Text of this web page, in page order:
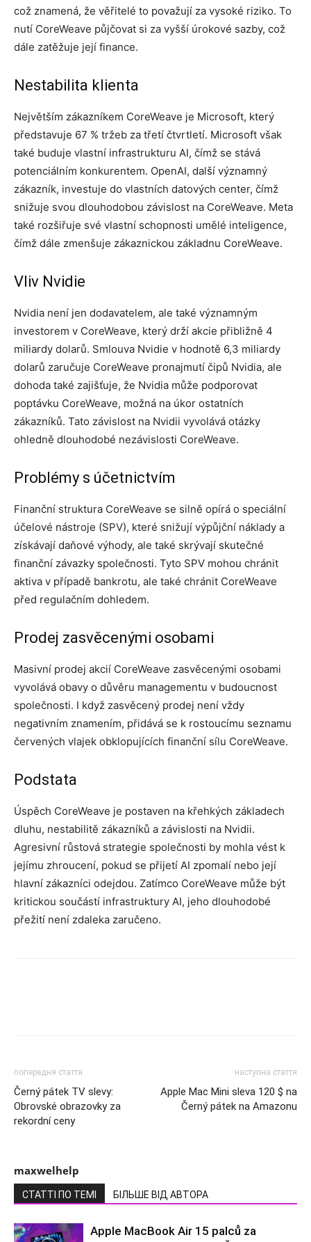
což znamená, že věřitelé to považují za vysoké riziko. To
nutí CoreWeave půjčovat si za vyšší úrokové sazby, což
dále zatěžuje její finance.
Nestabilita klienta
Největším zákazníkem CoreWeave je Microsoft, který
představuje 67 % tržeb za třetí čtvrtletí. Microsoft však
také buduje vlastní infrastrukturu AI, čímž se stává
potenciálním konkurentem. OpenAI, další významný
zákazník, investuje do vlastních datových center, čímž
snižuje svou dlouhodobou závislost na CoreWeave. Meta
také rozšiřuje své vlastní schopnosti umělé inteligence,
čímž dále zmenšuje zákaznickou základnu CoreWeave.
Vliv Nvidie
Nvidia není jen dodavatelem, ale také významným
investorem v CoreWeave, který drží akcie přibližně 4
miliardy dolarů. Smlouva Nvidie v hodnotě 6,3 miliardy
dolarů zaručuje CoreWeave pronajmutí čipů Nvidia, ale
dohoda také zajišťuje, že Nvidia může podporovat
poptávku CoreWeave, možná na úkor ostatních
zákazníků. Tato závislost na Nvidii vyvolává otázky
ohledně dlouhodobé nezávislosti CoreWeave.
Problémy s účetnictvím
Finanční struktura CoreWeave se silně opírá o speciální
účelové nástroje (SPV), které snižují výpůjční náklady a
získávají daňové výhody, ale také skrývají skutečné
finanční závazky společnosti. Tyto SPV mohou chránit
aktiva v případě bankrotu, ale také chránit CoreWeave
před regulačním dohledem.
Prodej zasvěcenými osobami
Masivní prodej akcií CoreWeave zasvěcenými osobami
vyvolává obavy o důvěru managementu v budoucnost
společnosti. I když zasvěcený prodej není vždy
negativním znamením, přidává se k rostoucímu seznamu
červených vlajek obklopujících finanční sílu CoreWeave.
Podstata
Úspěch CoreWeave je postaven na křehkých základech
dluhu, nestabilitě zákazníků a závislosti na Nvidii.
Agresivní růstová strategie společnosti by mohla vést k
jejímu zhroucení, pokud se přijetí AI zpomalí nebo její
hlavní zákazníci odejdou. Zatímco CoreWeave může být
kritickou součástí infrastruktury AI, jeho dlouhodobé
přežití není zdaleka zaručeno.
попередня стаття
Černý pátek TV slevy:
Obrovské obrazovky za
rekordní ceny
наступна стаття
Apple Mac Mini sleva 120 $ na
Černý pátek na Amazonu
maxwelhelp
СТАТТІ ПО ТЕМІ БІЛЬШЕ ВІД АВТОРА
Apple MacBook Air 15 palců za